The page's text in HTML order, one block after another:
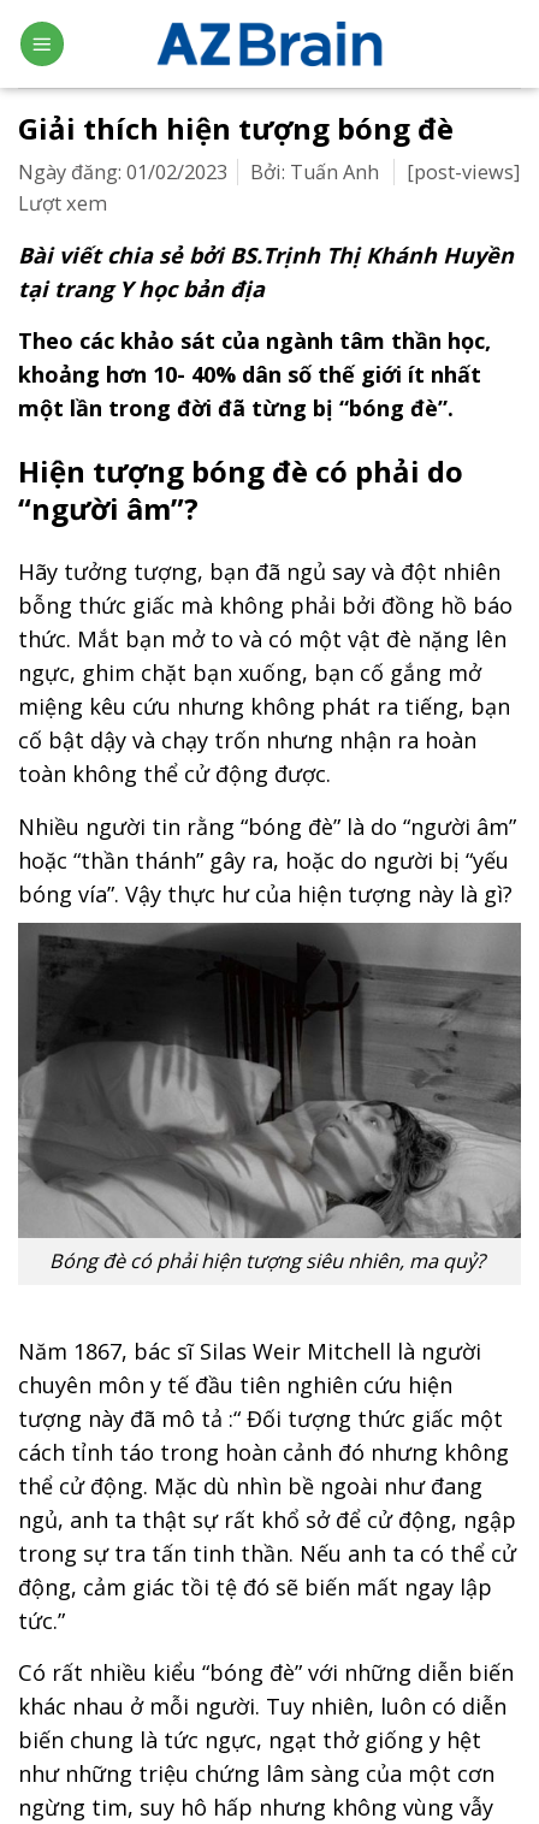
Skip
to
content
Giải thích hiện tượng bóng đè
Ngày đăng: 01/02/2023 Bởi: Tuấn Anh
[post-views]
Lượt xem
Bài viết chia sẻ bởi BS.Trịnh Thị Khánh Huyền
tại trang Y học bản địa
Theo các khảo sát của ngành tâm thần học,
khoảng hơn 10- 40% dân số thế giới ít nhất
một lần trong đời đã từng bị “bóng đè”.
Hiện tượng bóng đè có phải do
“người âm”?
Hãy tưởng tượng, bạn đã ngủ say và đột nhiên
bỗng thức giấc mà không phải bởi đồng hồ báo
thức. Mắt bạn mở to và có một vật đè nặng lên
ngực, ghim chặt bạn xuống, bạn cố gắng mở
miệng kêu cứu nhưng không phát ra tiếng, bạn
cố bật dậy và chạy trốn nhưng nhận ra hoàn
toàn không thể cử động được.
Nhiều người tin rằng “bóng đè” là do “người âm”
hoặc “thần thánh” gây ra, hoặc do người bị “yếu
bóng vía”. Vậy thực hư của hiện tượng này là gì?
Bóng đè có phải hiện tượng siêu nhiên, ma quỷ?
Năm 1867, bác sĩ Silas Weir Mitchell là người
chuyên môn y tế đầu tiên nghiên cứu hiện
tượng này đã mô tả :“ Đối tượng thức giấc một
cách tỉnh táo trong hoàn cảnh đó nhưng không
thể cử động. Mặc dù nhìn bề ngoài như đang
ngủ, anh ta thật sự rất khổ sở để cử động, ngập
trong sự tra tấn tinh thần. Nếu anh ta có thể cử
động, cảm giác tồi tệ đó sẽ biến mất ngay lập
tức.”
Có rất nhiều kiểu “bóng đè” với những diễn biến
khác nhau ở mỗi người. Tuy nhiên, luôn có diễn
biến chung là tức ngực, ngạt thở giống y hệt
như những triệu chứng lâm sàng của một cơn
ngừng tim, suy hô hấp nhưng không vùng vẫy